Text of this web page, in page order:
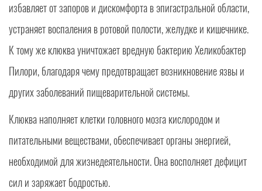
избавляет от запоров и дискомфорта в эпигастральной области,
устраняет воспаления в ротовой полости, желудке и кишечнике.
К тому же клюква уничтожает вредную бактерию Хеликобактер
Пилори, благодаря чему предотвращает возникновение язвы и
других заболеваний пищеварительной системы.
Клюква наполняет клетки головного мозга кислородом и
питательными веществами, обеспечивает органы энергией,
необходимой для жизнедеятельности. Она восполняет дефицит
сил и заряжает бодростью.